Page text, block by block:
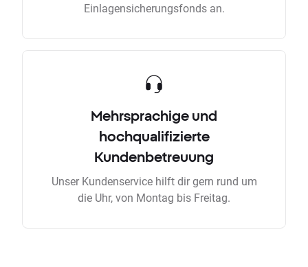
Einlagensicherungsfonds an.
Mehrsprachige und
hochqualifizierte
Kundenbetreuung
Unser Kundenservice hilft dir gern rund um
die Uhr, von Montag bis Freitag.